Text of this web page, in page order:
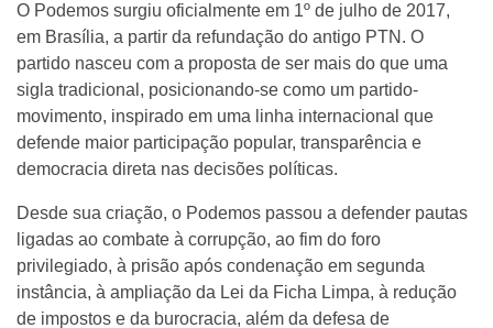
O Podemos surgiu oficialmente em 1º de julho de 2017,
em Brasília, a partir da refundação do antigo PTN. O
partido nasceu com a proposta de ser mais do que uma
sigla tradicional, posicionando-se como um partido-
movimento, inspirado em uma linha internacional que
defende maior participação popular, transparência e
democracia direta nas decisões políticas.
Desde sua criação, o Podemos passou a defender pautas
ligadas ao combate à corrupção, ao fim do foro
privilegiado, à prisão após condenação em segunda
instância, à ampliação da Lei da Ficha Limpa, à redução
de impostos e da burocracia, além da defesa de